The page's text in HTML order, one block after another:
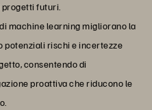
futuri.
machine learning migliorano la
potenziali rischi e incertezze
consentendo di
proattiva che riducono le